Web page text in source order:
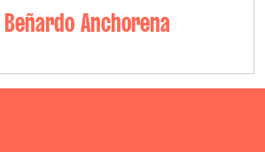
Beñardo Anchorena